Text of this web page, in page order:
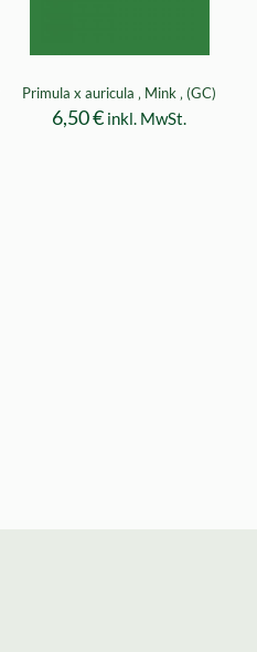
Primula x auricula ‚ Mink ‚ (GC)
6,50€ inkl. MwSt.